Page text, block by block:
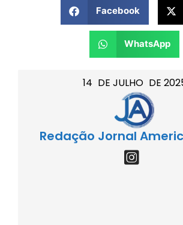
14 DE JULHO DE
Redação Jornal
Facebook
WhatsApp